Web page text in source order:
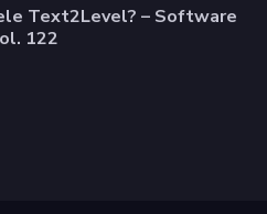
Text2Level? – Software
122